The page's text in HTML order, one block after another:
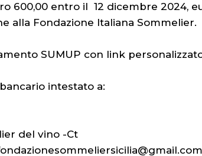
600,00 entro il 12 dicembre 2024,
alla Fondazione Italiana Sommelier.
SUMUP con link
intestato a:
del vino -Ct